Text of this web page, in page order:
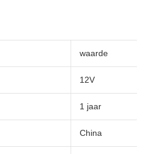
waarde
12V
1 jaar
China